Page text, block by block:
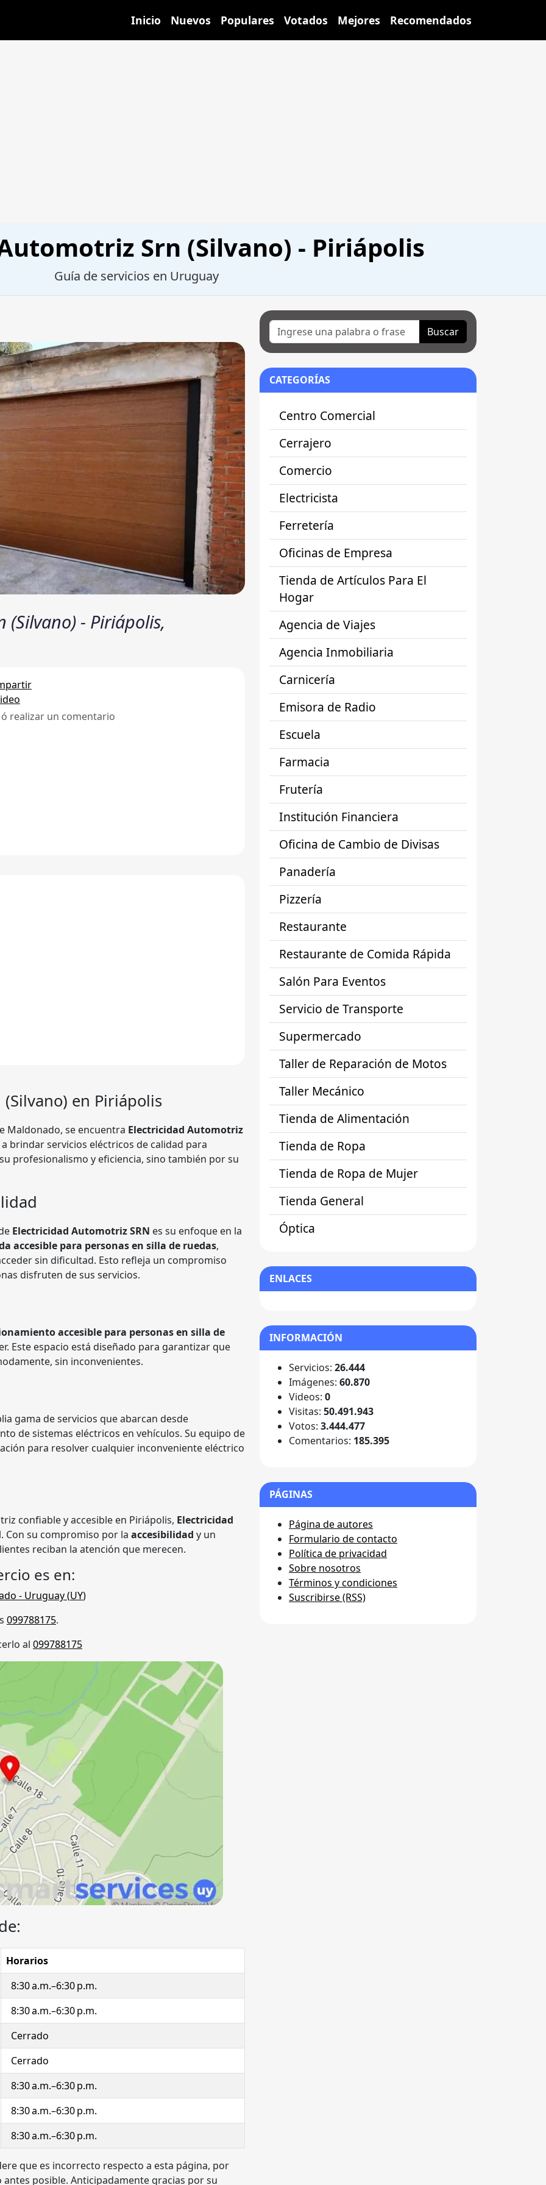
Inicio Nuevos Populares Votados Mejores Recomendados
Srn (Silvano) - Piriápolis
Guía de servicios en Uruguay
- Piriápolis,
realizar un comentario
en Piriápolis
Maldonado, se encuentra Electricidad Automotriz
brindar servicios eléctricos de calidad para
profesionalismo y eficiencia, sino también por su
Electricidad Automotriz SRN es su enfoque en la
accesible para personas en silla de ruedas,
sin dificultad. Esto refleja un compromiso
disfruten de sus servicios.
accesible para personas en silla de
Este espacio está diseñado para garantizar que
sin inconvenientes.
gama de servicios que abarcan desde
de sistemas eléctricos en vehículos. Su equipo de
para resolver cualquier inconveniente eléctrico
confiable y accesible en Piriápolis, Electricidad
Con su compromiso por la accesibilidad y un
reciban la atención que merecen.
es en:
- Uruguay (UY)
099788175.
al 099788175
Horarios
8:30 a.m.–6:30 p.m.
8:30 a.m.–6:30 p.m.
Cerrado
Cerrado
8:30 a.m.–6:30 p.m.
8:30 a.m.–6:30 p.m.
8:30 a.m.–6:30 p.m.
que es incorrecto respecto a esta página, por
posible. Anticipadamente gracias por su
Buscar
CATEGORÍAS
Centro Comercial
Cerrajero
Comercio
Electricista
Ferretería
Oficinas de Empresa
Tienda de Artículos Para El
Hogar
Agencia de Viajes
Agencia Inmobiliaria
Carnicería
Emisora de Radio
Escuela
Farmacia
Frutería
Institución Financiera
Oficina de Cambio de Divisas
Panadería
Pizzería
Restaurante
Restaurante de Comida Rápida
Salón Para Eventos
Servicio de Transporte
Supermercado
Taller de Reparación de Motos
Taller Mecánico
Tienda de Alimentación
Tienda de Ropa
Tienda de Ropa de Mujer
Tienda General
Óptica
ENLACES
INFORMACIÓN
Servicios: 26.444
Imágenes: 60.870
Videos: 0
Visitas: 50.491.943
Votos: 3.444.477
Comentarios: 185.395
PÁGINAS
Página de autores
Formulario de contacto
Política de privacidad
Sobre nosotros
Términos y condiciones
Suscribirse (RSS)